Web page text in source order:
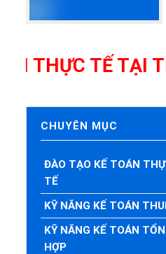
TẾ TẠI THANH
CHUYÊN MỤC
ĐÀO TẠO KẾ TOÁN
TẾ
KỸ NĂNG KẾ TOÁN
KỸ NĂNG KẾ TOÁN
HỢP